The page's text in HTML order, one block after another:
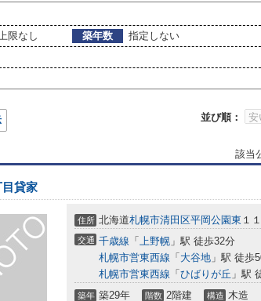
限なし 築年数
指定しない
並び順：
該当
貸家
住所 北海道札幌市清田区平岡公園東 １
交通 千歳線 「 上野幌 」駅 徒歩32分
札幌市営東西線 「 大谷地 」駅 徒歩
札幌市営東西線 「 ひばりが丘 」駅
築年 築29年 階数 2階建 構造 木造